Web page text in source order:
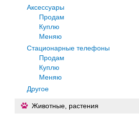
Аксессуары
Продам
Куплю
Меняю
Стационарные телефоны
Продам
Куплю
Меняю
Другое
Животные, растения